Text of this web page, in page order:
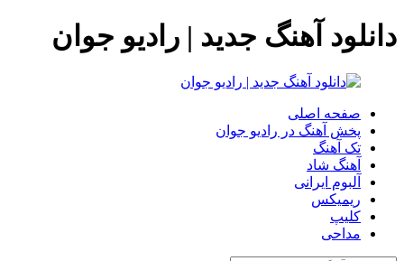
دانلود آهنگ جدید | رادیو جوان
صفحه اصلی
پخش آهنگ در رادیو جوان
تک آهنگ
آهنگ شاد
آلبوم ایرانی
ریمیکس
کلیپ
مداحی